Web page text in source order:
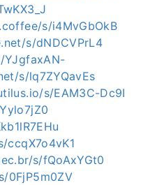
s/i4MvGbOkB
s/dNDCVPrL4
YJgfaxAN-
s/lq7ZYQavEs
s/EAM3C-Dc9I
ccqX7o4vK1
s/fQoAxYGt0
0FjP5m0ZV